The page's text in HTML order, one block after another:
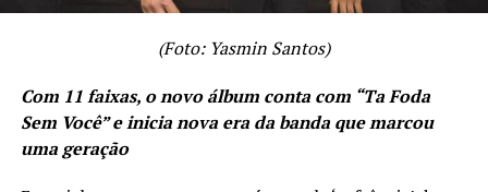
(Foto: Yasmin Santos)
Com 11 faixas, o novo álbum conta com “Ta Foda
Sem Você” e inicia nova era da banda que marcou
uma geração